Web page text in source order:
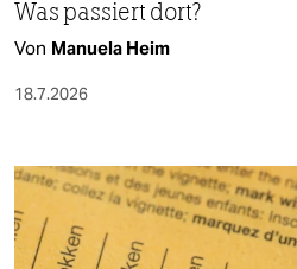
Was passiert dort?
Von Manuela Heim
18.7.2026